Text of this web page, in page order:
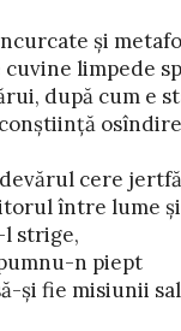
și
cuvine limpede
după cum e
cere
între lume
l strige,
n piept
și fie misiunii